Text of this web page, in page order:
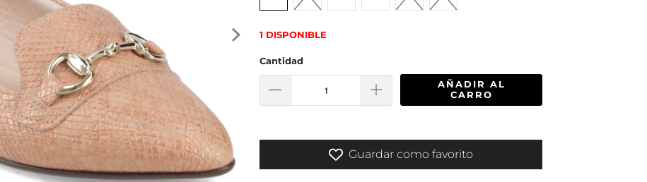
1 DISPONIBLE
Cantidad
AÑADIR AL
CARRO
Guardar como favorito